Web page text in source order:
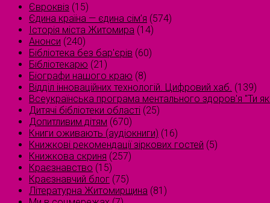
Євроквіз (15)
Єдина країна — єдина сім’я (574)
Історія міста Житомира (14)
Анонси (240)
Бібліотека без бар'єрів (60)
Бібліотекарю (21)
Біографи нашого краю (8)
Відділ інноваційних технологій. Цифровий хаб. (139)
Всеукраїнська програма ментального здоров'я "Ти
Дитячі бібліотеки області (25)
Допитливим дітям (670)
Книги оживають (аудіокниги) (16)
Книжкові рекомендації зіркових гостей (5)
Книжкова скриня (257)
Краєзнавство (15)
Краєзнавчий блог (75)
Літературна Житомирщина (81)